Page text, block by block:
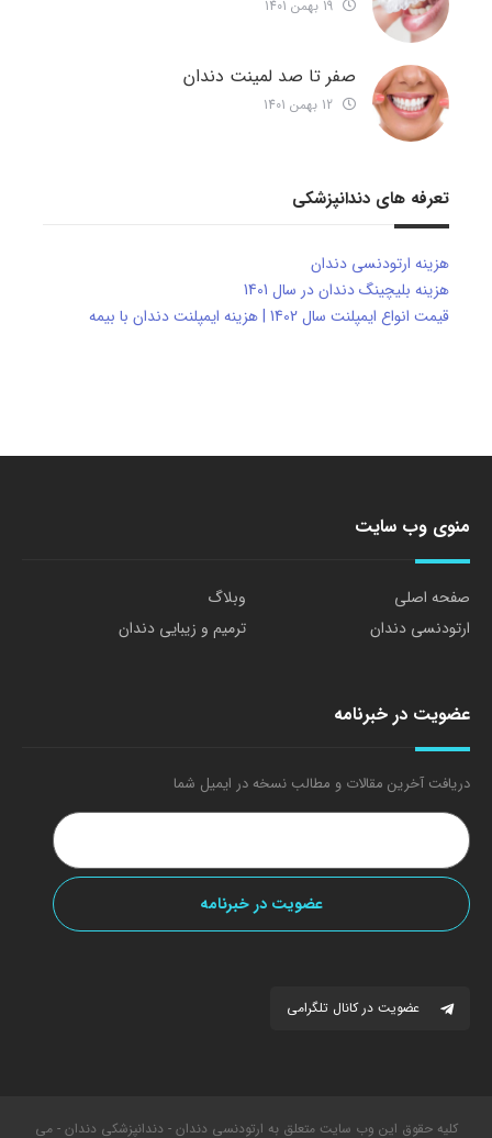
صفر تا صد لمینت دندان
تعرفه های دندانپزشکی
هزینه ارتودنسی دندان
هزینه بلیچینگ دندان در سال 1401
قیمت انواع ایمپلنت سال 1402 | هزینه ایمپلنت دندان با بیمه
منوی وب سایت
صفحه اصلی
وبلاگ
ارتودنسی دندان
ترمیم و زیبایی دندان
عضویت در خبرنامه
دریافت آخرین مقالات و مطالب نسخه در ایمیل شما
عضویت در کانال تلگرامی
کلیه حقوق این وب سایت متعلق به ارتودنسی دندان - دندانپزشکی دندان - می